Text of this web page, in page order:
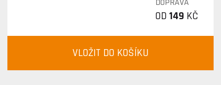
OD 149 KČ
VLOŽIT DO KOŠÍKU